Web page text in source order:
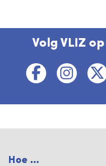
Volg VLIZ
Hoe ...